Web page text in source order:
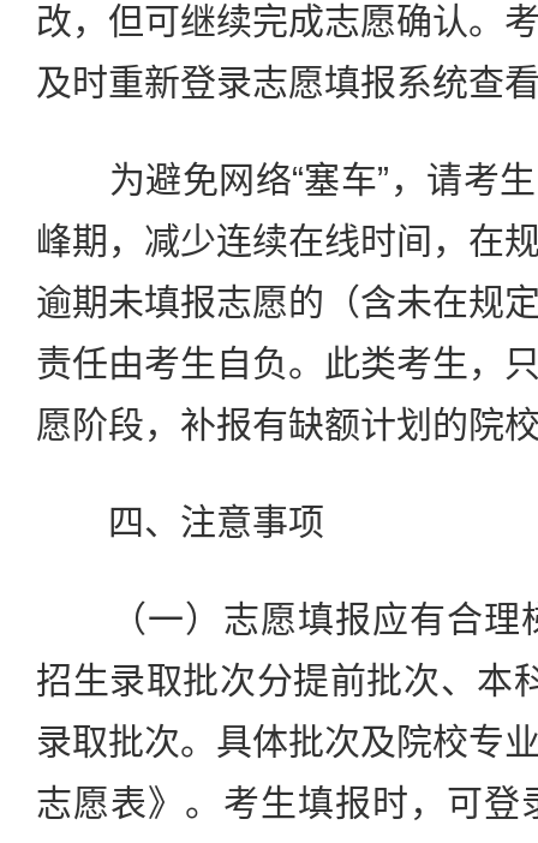
改，但可继续完成志愿确认。
及时重新登录志愿填报系统查
为避免网络“塞车”，请考生
峰期，减少连续在线时间，在
逾期未填报志愿的（含未在规
责任由考生自负。此类考生，
愿阶段，补报有缺额计划的院
四、注意事项
（一）志愿填报应有合理
招生录取批次分提前批次、本
录取批次。具体批次及院校专
志愿表》。考生填报时，可登